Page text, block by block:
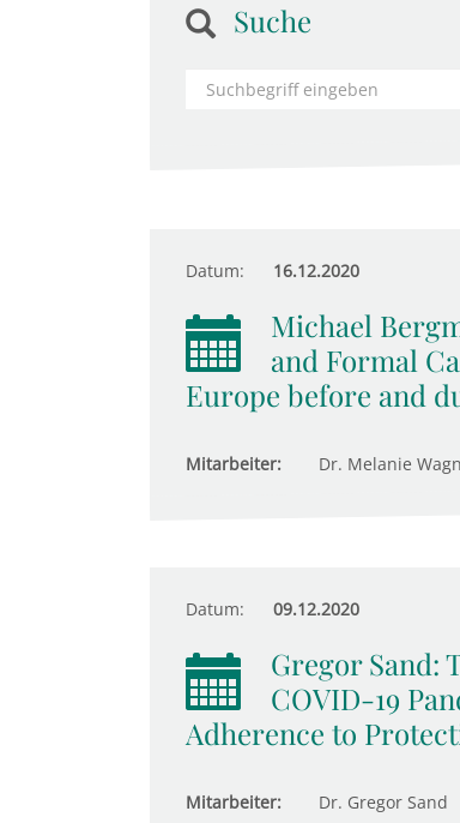
Suche
Datum: 16.12.2020
Michael
and Formal
Europe before and
Mitarbeiter: Dr. Melanie
Datum: 09.12.2020
Gregor Sand:
COVID-19
Adherence to
Mitarbeiter: Dr. Gregor Sand